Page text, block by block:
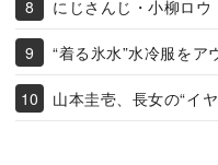
にじさんじ・小柳ロ
“着る氷水”水冷服をア
山本圭壱、長女の“イ